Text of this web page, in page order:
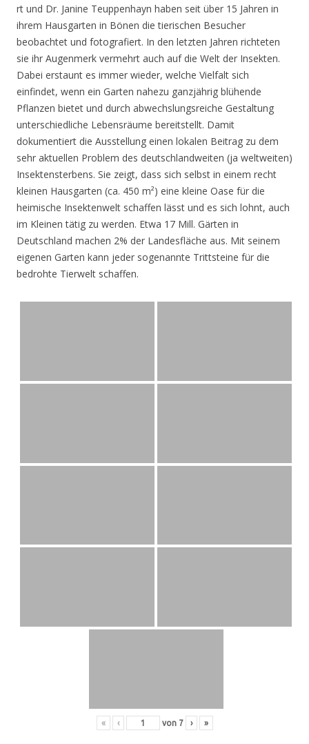
rt und Dr. Janine Teuppenhayn haben seit über 15 Jahren in
ihrem Hausgarten in Bönen die tierischen Besucher
beobachtet und fotografiert. In den letzten Jahren richteten
sie ihr Augenmerk vermehrt auch auf die Welt der Insekten.
Dabei erstaunt es immer wieder, welche Vielfalt sich
einfindet, wenn ein Garten nahezu ganzjährig blühende
Pflanzen bietet und durch abwechslungsreiche Gestaltung
unterschiedliche Lebensräume bereitstellt. Damit
dokumentiert die Ausstellung einen lokalen Beitrag zu dem
sehr aktuellen Problem des deutschlandweiten (ja weltweiten)
Insektensterbens. Sie zeigt, dass sich selbst in einem recht
kleinen Hausgarten (ca. 450 m²) eine kleine Oase für die
heimische Insektenwelt schaffen lässt und es sich lohnt, auch
im Kleinen tätig zu werden. Etwa 17 Mill. Gärten in
Deutschland machen 2% der Landesfläche aus. Mit seinem
eigenen Garten kann jeder sogenannte Trittsteine für die
bedrohte Tierwelt schaffen.
« ‹ von 7 › »